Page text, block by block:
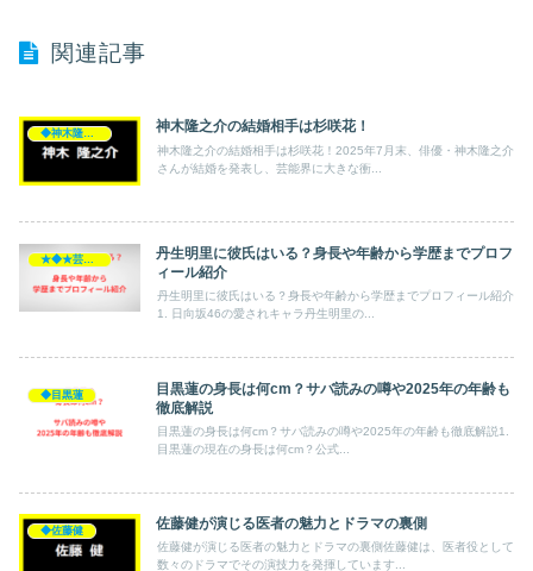
関連記事
神木隆之介の結婚相手は杉咲花！
神木隆之介の結婚相手は杉咲花！2025年7月末、俳優・神木隆之介
さんが結婚を発表し、芸能界に大きな衝...
丹生明里に彼氏はいる？身長や年齢から学歴までプロフ
ィール紹介
丹生明里に彼氏はいる？身長や年齢から学歴までプロフィール紹介
1. 日向坂46の愛されキャラ丹生明里の...
◆目黒蓮
目黒蓮の身長は何cm？サバ読みの噂や2025年の年齢も
徹底解説
目黒蓮の身長は何cm？サバ読みの噂や2025年の年齢も徹底解説1.
目黒蓮の現在の身長は何cm？公式...
◆佐藤健 佐藤健が演じる医者の魅力とドラマの裏側
佐藤健が演じる医者の魅力とドラマの裏側佐藤健は、医者役として
数々のドラマでその演技力を発揮しています...